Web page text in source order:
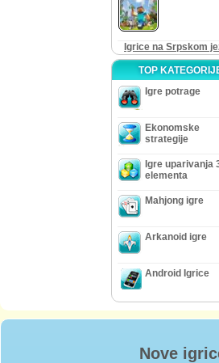
Igrice na Srpskom
TOP
Igre potrage
Ekonomske
strategije
Igre uparivanja
elementa
Mahjong igre
Arkanoid igre
Android Igrice
Nove